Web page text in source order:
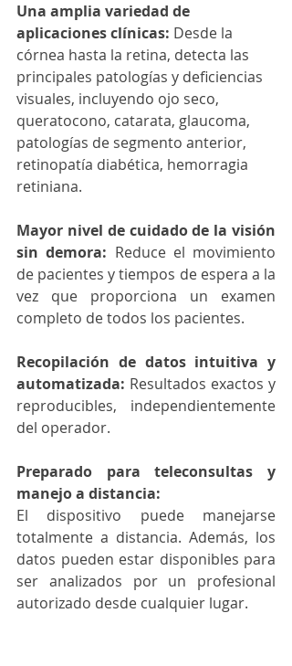
Una amplia variedad de
aplicaciones clínicas: Desde la
córnea hasta la retina, detecta las
principales patologías y deficiencias
visuales, incluyendo ojo seco,
queratocono, catarata, glaucoma,
patologías de segmento anterior,
retinopatía diabética, hemorragia
retiniana.
Mayor nivel de cuidado de la visión
sin demora: Reduce el movimiento
de pacientes y tiempos de espera a la
vez que proporciona un examen
completo de todos los pacientes.
Recopilación de datos intuitiva y
automatizada: Resultados exactos y
reproducibles, independientemente
del operador.
Preparado para teleconsultas y
manejo a distancia:
El dispositivo puede manejarse
totalmente a distancia. Además, los
datos pueden estar disponibles para
ser analizados por un profesional
autorizado desde cualquier lugar.